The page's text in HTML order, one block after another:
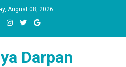
August 08, 2026
Darpan